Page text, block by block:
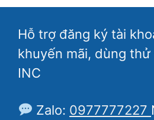
Hỗ trợ đăng ký tài
khuyến mãi, dùng
INC
Zalo: 0977777227